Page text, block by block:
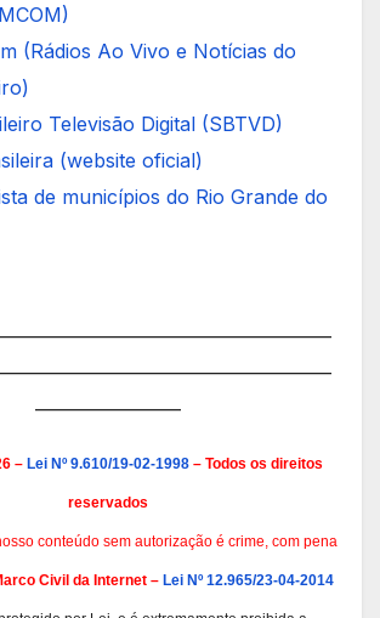
(Rádios Ao Vivo e Notícias do
Televisão Digital (SBTVD)
(website oficial)
de municípios do Rio Grande do
———————–
– Lei Nº 9.610/19-02-1998 – Todos os direitos
reservados
conteúdo sem autorização é crime, com pena
Civil da Internet – Lei Nº 12.965/23-04-2014